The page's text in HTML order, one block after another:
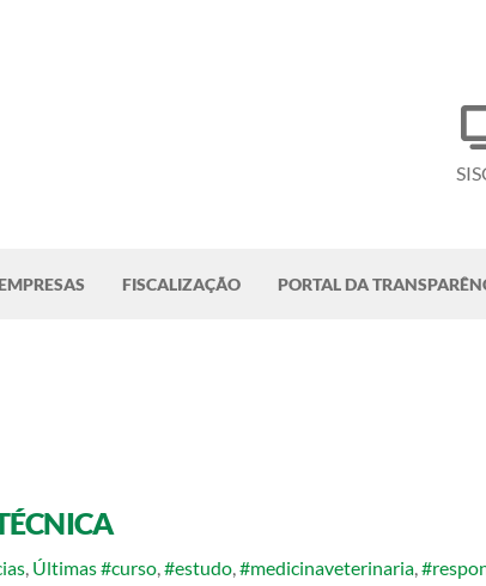
EMPRESAS FISCALIZAÇÃO PORTAL DA
, Últimas#curso,#estudo,#medicinaveterinaria,